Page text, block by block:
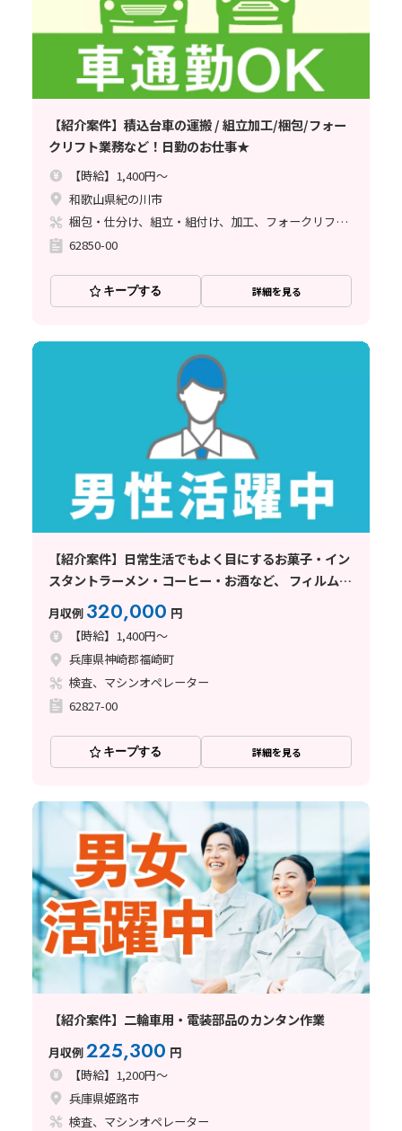
【紹介案件】積込台車の運搬 / 組立加工/梱包/フォー
クリフト業務など！日勤のお仕事★
【時給】1,400円～
和歌山県紀の川市
梱包・仕分け、組立・組付け、加工、フォークリフト、ライン作業
62850-00
キープする 詳細を見る
【紹介案件】日常生活でもよく目にするお菓子・イン
スタントラーメン・コーヒー・お酒など、 フィルムや
紙のパッケージを製造している企業
月収例 320,000 円
【時給】1,400円～
兵庫県神崎郡福崎町
検査、マシンオペレーター
62827-00
キープする 詳細を見る
【紹介案件】二輪車用・電装部品のカンタン作業
月収例225,300 円
【時給】1,200円～
兵庫県姫路市
検査、マシンオペレーター